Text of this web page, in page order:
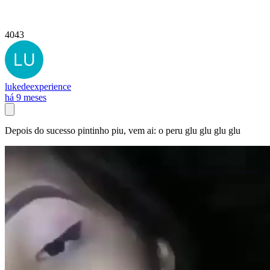
4043
lukedeexperience
há 9 meses
Depois do sucesso pintinho piu, vem ai: o peru glu glu glu glu